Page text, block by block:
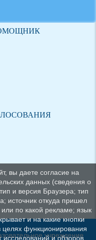
учреждение
вы даете согласие на
данных (сведения о
и версия Браузера; тип
источник откуда пришел
или по какой рекламе; язык
и на какие кнопки
целях функционирования
исследований и обзоров.